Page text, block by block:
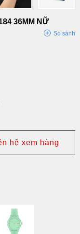
36MM NỮ
So sánh
hệ xem hàng